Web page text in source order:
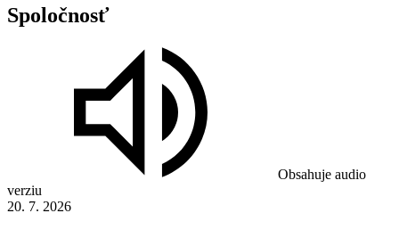
Spoločnosť
Obsahuje audio
verziu
20. 7. 2026